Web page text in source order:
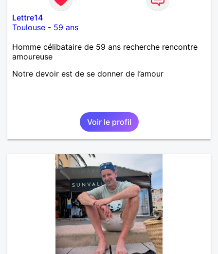
Lettre14
Toulouse - 59 ans
Homme célibataire de 59 ans recherche rencontre
amoureuse
Notre devoir est de se donner de l’amour
Voir le profil